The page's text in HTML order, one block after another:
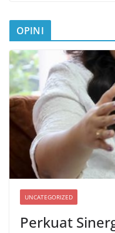
OPINI
UNCATEGORIZED
Perkuat